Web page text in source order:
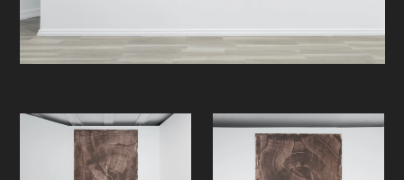
motivere gjenbruken. I norsk ordbok
er definisjonen av "inferno" ganske
også assosiert med de rensende
flammer i hvilke synderne etter sin
død må pines til evig tid, men sånn